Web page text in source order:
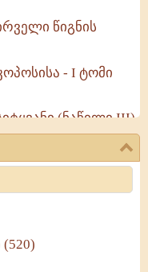
წიგნის
- I ტომი
(ნაწილი III)
რჩევები
- II ტომი